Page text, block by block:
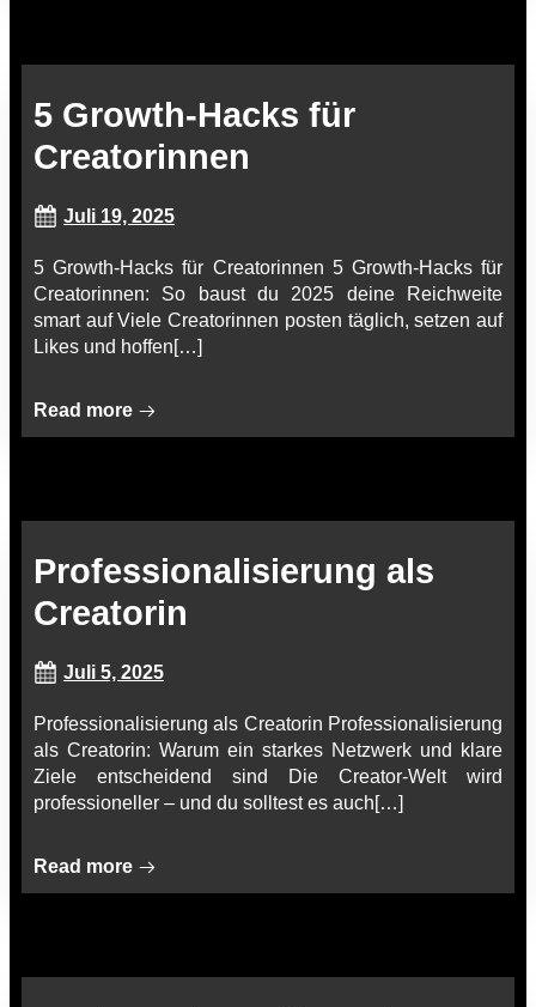
5 Growth-Hacks für
Creatorinnen
Juli 19, 2025
5 Growth-Hacks für Creatorinnen 5 Growth-Hacks für
Creatorinnen: So baust du 2025 deine Reichweite
smart auf Viele Creatorinnen posten täglich, setzen auf
Likes und hoffen[…]
Read more
Professionalisierung als
Creatorin
Juli 5, 2025
Professionalisierung als Creatorin Professionalisierung
als Creatorin: Warum ein starkes Netzwerk und klare
Ziele entscheidend sind Die Creator-Welt wird
professioneller – und du solltest es auch[…]
Read more